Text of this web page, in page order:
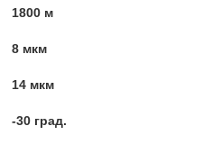
1800 м
8 мкм
14 мкм
-30 град.